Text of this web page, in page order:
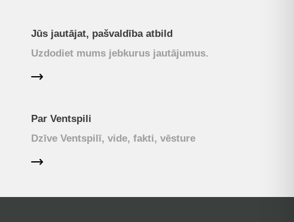
Jūs jautājat, pašvaldība atbild
Uzdodiet mums jebkurus jautājumus.
Par Ventspili
Dzīve Ventspilī, vide, fakti, vēsture